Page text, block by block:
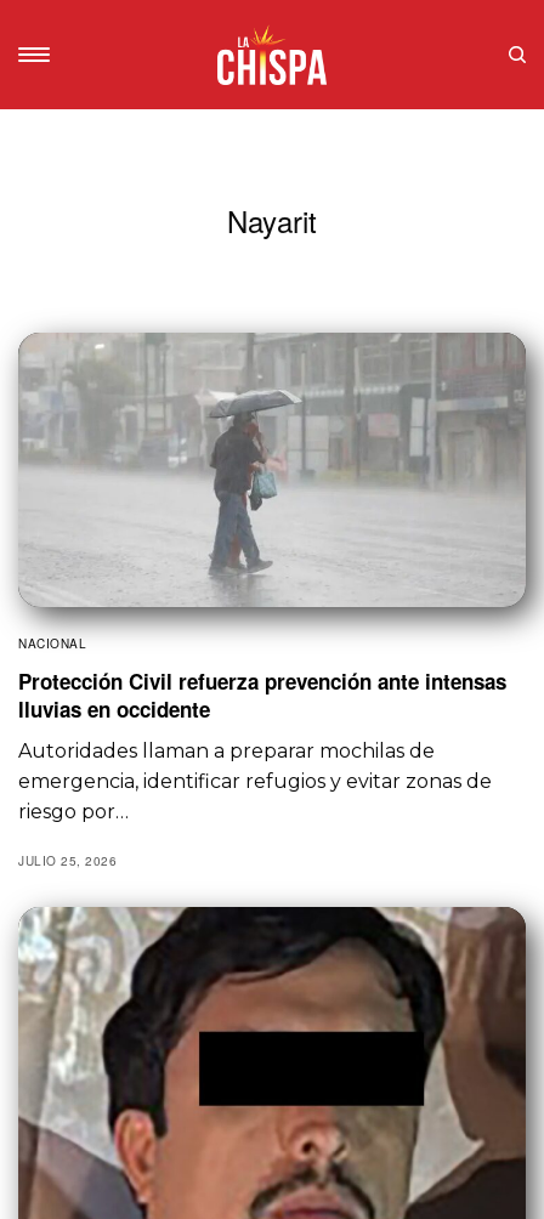
Nayarit
NACIONAL
Protección Civil refuerza prevención ante intensas
lluvias en occidente
Autoridades llaman a preparar mochilas de
emergencia, identificar refugios y evitar zonas de
riesgo por…
JULIO 25, 2026